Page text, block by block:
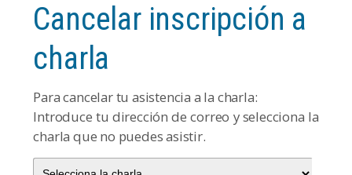
Cancelar inscripción a
charla
Para cancelar tu asistencia a la charla:
Introduce tu dirección de correo y selecciona la
charla que no puedes asistir.